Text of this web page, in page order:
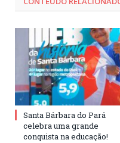
Santa Bárbara do Pará
celebra uma grande
conquista na educação!